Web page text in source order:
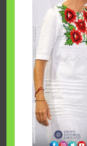
Fairmont
esfuerzos para